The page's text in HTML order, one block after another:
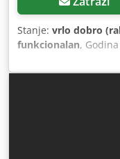
Stanje: vrlo dobro
funkcionalan,